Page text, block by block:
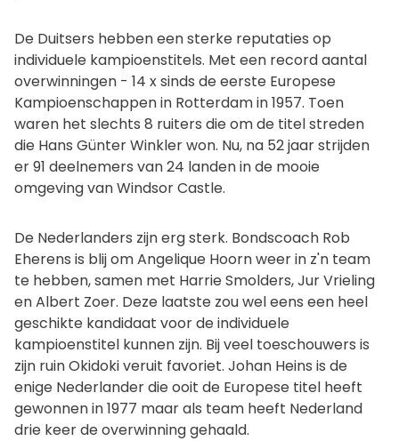
De Duitsers hebben een sterke reputaties op
individuele kampioenstitels. Met een record aantal
overwinningen - 14 x sinds de eerste Europese
Kampioenschappen in Rotterdam in 1957. Toen
waren het slechts 8 ruiters die om de titel streden
die Hans Günter Winkler won. Nu, na 52 jaar strijden
er 91 deelnemers van 24 landen in de mooie
omgeving van Windsor Castle.
De Nederlanders zijn erg sterk. Bondscoach Rob
Eherens is blij om Angelique Hoorn weer in z'n team
te hebben, samen met Harrie Smolders, Jur Vrieling
en Albert Zoer. Deze laatste zou wel eens een heel
geschikte kandidaat voor de individuele
kampioenstitel kunnen zijn. Bij veel toeschouwers is
zijn ruin Okidoki veruit favoriet. Johan Heins is de
enige Nederlander die ooit de Europese titel heeft
gewonnen in 1977 maar als team heeft Nederland
drie keer de overwinning gehaald.